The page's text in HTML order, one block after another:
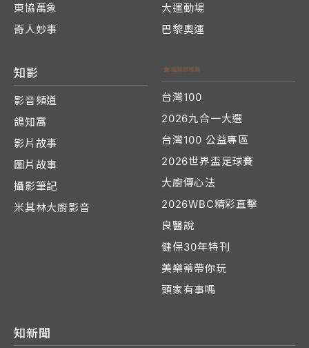
東協萬象
奇人妙事
大運動場
巴黎奧運
知影
影音頻道
鴿知窩
影片故事
圖片故事
攝影筆記
米其林大廚影音
台灣100
2026九合一大選
台灣100 公益專區
2026世界盃足球賽
大廚傳心法
2026WBC精彩直擊
良醫說
健保30年特刊
美樂蒂帶你玩
頭家有事嗎
知新聞